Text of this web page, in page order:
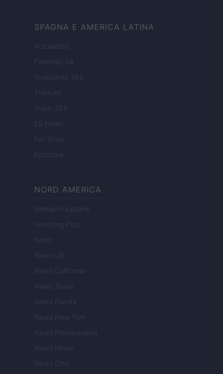
SPAGNA E AMERICA LATINA
Actualidad
Finanzas 24
Investindo 365
Think.es
Viajar 365
ES Newz
Pet Story
Encocina
NORD AMERICA
Womanmagazine
Investing Plus
Newz
Newz US
Newz California
Newz Texas
Newz Florida
Newz New York
Newz Pennsylvania
Newz Illinois
Newz Ohio